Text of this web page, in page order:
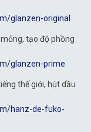
glanzen-original
tạo độ phồng
glanzen-prime
thế giới, hút dầu
hanz-de-fuko-